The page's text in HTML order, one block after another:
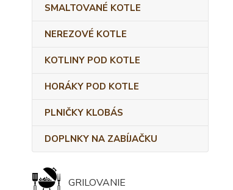
SMALTOVANÉ KOTLE
NEREZOVÉ KOTLE
KOTLINY POD KOTLE
HORÁKY POD KOTLE
PLNIČKY KLOBÁS
DOPLNKY NA ZABÍJAČKU
GRILOVANIE